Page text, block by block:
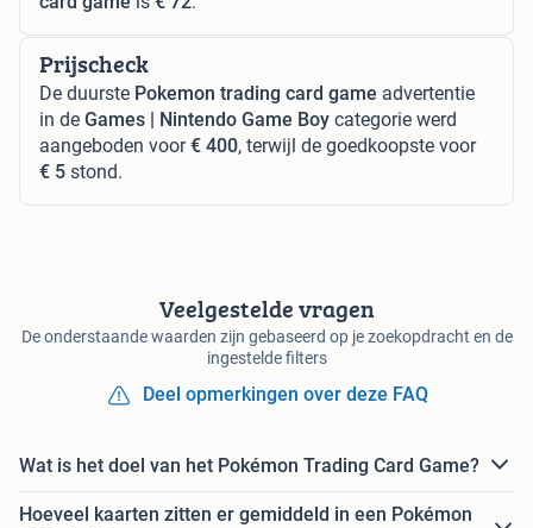
Prijscheck
De duurste Pokemon trading card game advertentie
in de Games | Nintendo Game Boy categorie werd
aangeboden voor€ 400, terwijl de goedkoopste voor
€ 5 stond.
Veelgestelde vragen
De onderstaande waarden zijn gebaseerd op je zoekopdracht en de
ingestelde filters
Deel opmerkingen over deze FAQ
Wat is het doel van het Pokémon Trading Card Game?
Hoeveel kaarten zitten er gemiddeld in een Pokémon